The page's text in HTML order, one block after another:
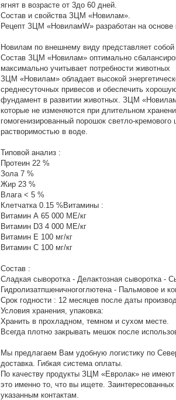
ягнят в возрасте от 3до 60 дней.
Состав и свойства ЗЦМ «Новилам».
Рецепт ЗЦМ «НовиламW» разработан на
Новилам по внешнему виду представляет
Состав ЗЦМ «Новилам» оптимально
максимально учитывает потребности животных
ЗЦМ «Новилам» обладает высокой
среднесуточных привесов и обеспечить
фундамент в развитии животных. ЗЦМ
которые не изменяются при длительном
гомогенизированный порошок светло-
растворимостью в воде.
Типовой анализ :
Протеин 22 %
Зола 7 %
Жир 23 %
Влага < 5 %
Клетчатка 0.15 %Витамины :
Витамин А 65 000 МЕ/кг
Витамин D3 4 000 МЕ/кг
Витамин Е 100 мг/кг
Витамин С 100 мг/кг
Состав :
Сладкая сыворотка - Делактозная сыворотка -
Гидролизатпшеничногоглютена - Пальмовое и
Срок годности : 12 месяцев после даты
Условия хранения, упаковка:
Хранить в прохладном, темном и сухом месте.
Всегда плотно закрывать мешок после
Мы предлагаем Вам удобную логистику по
доставка. Гибкая система оплаты.
По качеству продукты ЗЦМ «Евролак» не
это именно то, что вы ищете.
указанным контактам.